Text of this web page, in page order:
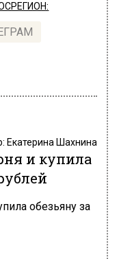
Екатерина Шахнина
и купила